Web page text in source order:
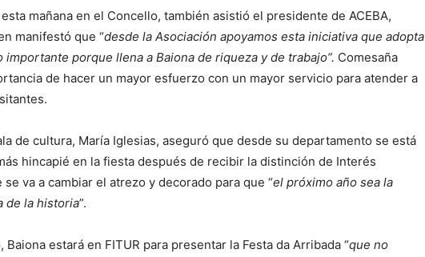
mañana en el Concello, también asistió el presidente de ACEBA,
manifestó que “desde la Asociación apoyamos esta iniciativa que adopta
porque llena a Baiona de riqueza y de trabajo”. Comesaña
de hacer un mayor esfuerzo con un mayor servicio para atender a
de cultura, María Iglesias, aseguró que desde su departamento se está
hincapié en la fiesta después de recibir la distinción de Interés
va a cambiar el atrezo y decorado para que “el próximo año sea la
de la historia”.
estará en FITUR para presentar la Festa da Arribada “que no